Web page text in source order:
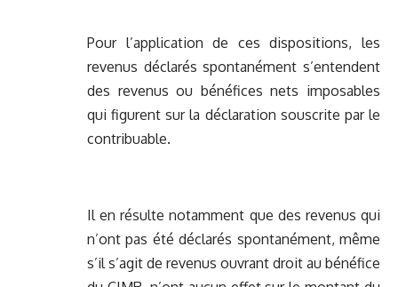
Pour l’application de ces dispositions, les
revenus déclarés spontanément s’entendent
des revenus ou bénéfices nets imposables
qui figurent sur la déclaration souscrite par le
contribuable.
Il en résulte notamment que des revenus qui
n’ont pas été déclarés spontanément, même
s’il s’agit de revenus ouvrant droit au bénéfice